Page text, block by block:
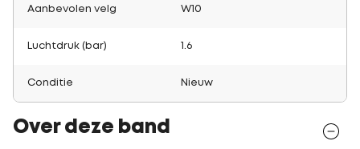
Aanbevolen velg W10
Luchtdruk (bar) 1.6
Conditie Nieuw
Over deze band